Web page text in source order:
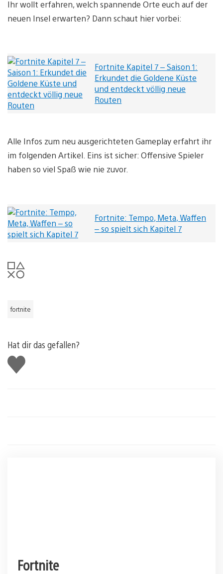
Ihr wollt erfahren, welch spannende Orte euch auf der
neuen Insel erwarten? Dann schaut hier vorbei:
Fortnite Kapitel 7 – Saison 1:
Erkundet die Goldene Küste
und entdeckt völlig neue
Routen
Alle Infos zum neu ausgerichteten Gameplay erfahrt ihr
im folgenden Artikel. Eins ist sicher: Offensive Spieler
haben so viel Spaß wie nie zuvor.
Fortnite: Tempo, Meta, Waffen
– so spielt sich Kapitel 7
fortnite
Hat dir das gefallen?
Gefällt
mir
Fortnite